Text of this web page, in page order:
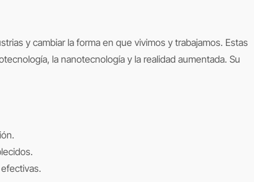
y cambiar la forma en que vivimos y trabajamos. Estas
la nanotecnología y la realidad aumentada. Su